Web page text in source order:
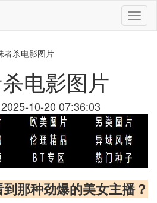
切
换
者杀电影图片
电影图片
10-20 07:36:03
那种劲爆的美女主播？